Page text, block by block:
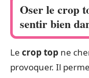
Oser le crop
sentir bien
Le crop top ne
provoquer. Il